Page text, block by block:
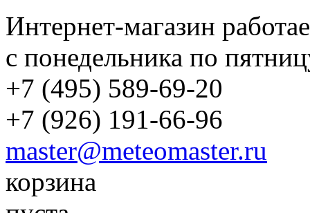
Интернет-магазин
с понедельника по
+7 (495) 589-69-20
+7 (926) 191-66-96
master@meteomaster.ru
корзина